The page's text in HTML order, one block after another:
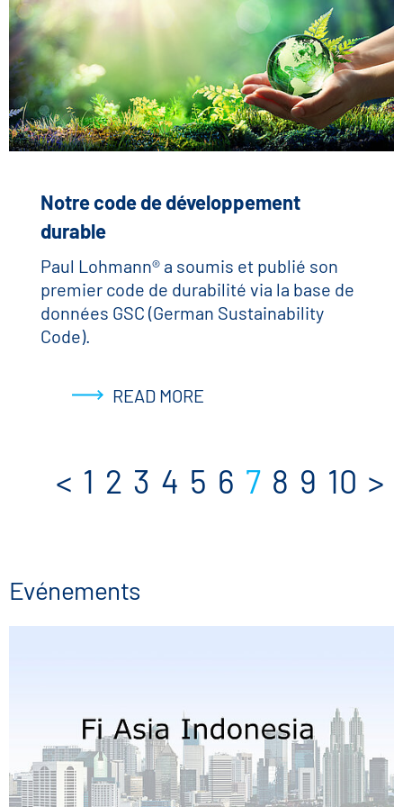
Notre code de développement
durable
Paul Lohmann® a soumis et publié son
premier code de durabilité via la base de
données GSC (German Sustainability
Code).
READ MORE
< 1 2 3 4 5 6 7 8 9 10 >
Evénements